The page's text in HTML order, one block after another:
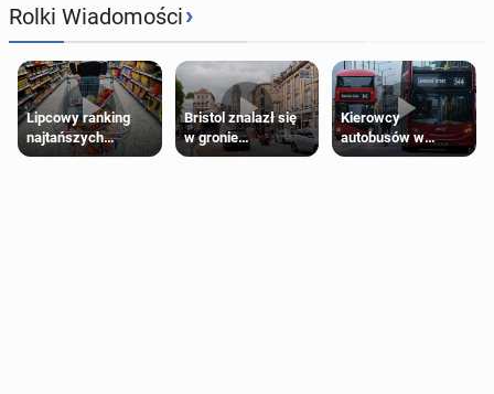
Rolki Wiadomości›
Lipcowy ranking
najtańszych
supermarketów
Bristol znalazł się
w gronie
najlepszych
Kierowcy
autobusów w
Londynie